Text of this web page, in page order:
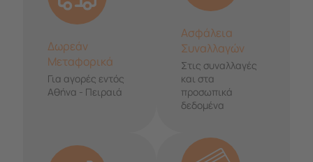
Δωρεάν
Μεταφορικά
Για αγορές εντός
Αθήνα - Πειραιά
Ασφάλεια
Συναλλαγών
Στις συναλλαγές
και στα
προσωπικά
δεδομένα